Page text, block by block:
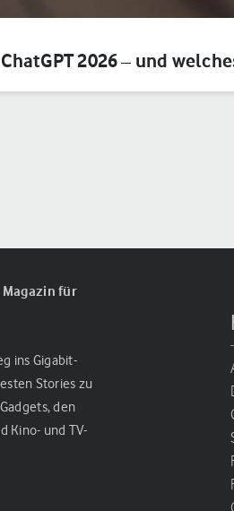
2026 – und
für
ins Gigabit-
Stories zu
den
Kino- und TV-